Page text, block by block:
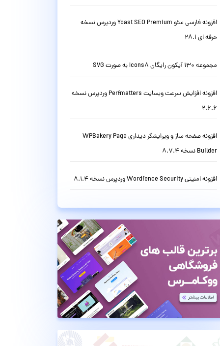
افزونه فارسی سئو Yoast SEO Premium وردپرس نسخه
حرفه ای 28.1
مجموعه 130 آیکون رایگان Icons8 به صورت SVG
افزونه افزایش سرعت وبسایت Perfmatters وردپرس نسخه
2.6.6
افزونه صفحه ساز و ویرایشگر دیداری WPBakery Page
Builder نسخه 8.7.4
افزونه امنیتی Wordfence Security وردپرس نسخه 8.1.4